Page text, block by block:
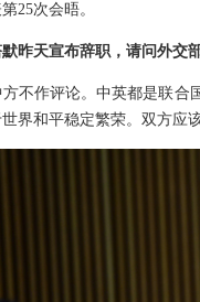
25次会晤。
昨天宣布辞职，请问外交
不作评论。中英都是联合
界和平稳定繁荣。双方应